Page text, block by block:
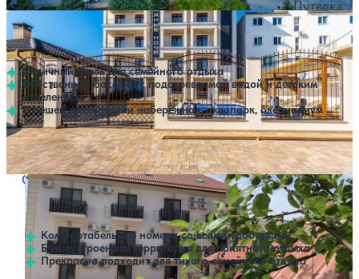
Отель Южные Ночи
4.6122 отзыва
Кабардинка
Отличный отель для семейного отдыха
Собственный бассейн с подогреваемой водой и детским
отделением
В пешей доступности набережная, аквапарк, океанариум
Открытый бассейн Расстояние до пляжа: 250 метров.
Нет цен или свободных мест на выбранные даты
Выбрать другой вариант
Отель Лагуна
4.7 59 отзывов
Кабардинка
Комфортабельные номера со всеми удобствами
Благоустроенная территория для приятного отдыха
Прекрасно подходит для тихого семейного отдыха
Нет цен или свободных мест на выбранные даты
Выбрать другой вариант